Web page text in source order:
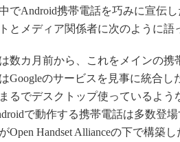
でAndroid携帯電話を巧みに宣伝
とメディア関係者に次のように語
数カ月前から、これをメインの携
Googleのサービスを見事に統合
るでデスクトップ使っているよ
で動作する携帯電話は多数登
Open Handset Allianceの下で構築